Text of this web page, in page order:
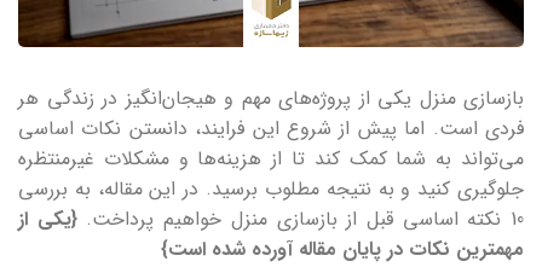
بازسازی منزل یکی از پروژه‌های مهم و هیجان‌انگیز در زندگی هر
فردی است. اما پیش از شروع این فرایند، دانستن نکات اساسی
می‌تواند به شما کمک کند تا از هزینه‌ها و مشکلات غیرمنتظره
جلوگیری کنید و به نتیجه مطلوب برسید. در این مقاله، به بررسی
10 نکته اساسی قبل از بازسازی منزل خواهیم پرداخت.
{یکی از
مهمترین نکات در پایان مقاله آورده شده است}